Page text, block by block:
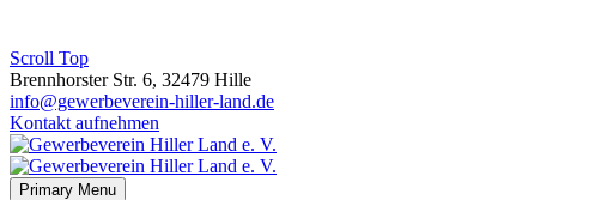
Scroll Top
Brennhorster Str. 6, 32479 Hille
info@gewerbeverein-hiller-land.de
Kontakt aufnehmen
Primary Menu